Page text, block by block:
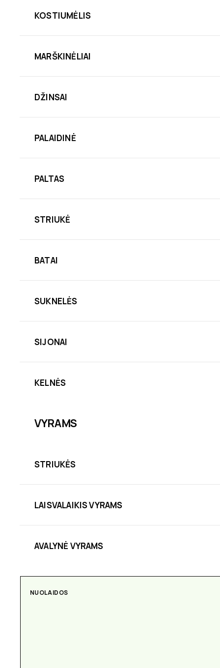
KOSTIUMĖLIS
MARŠKINĖLIAI
DŽINSAI
PALAIDINĖ
PALTAS
STRIUKĖ
BATAI
SUKNELĖS
SIJONAI
KELNĖS
VYRAMS
STRIUKĖS
LAISVALAIKIS VYRAMS
AVALYNĖ VYRAMS
NUOLAIDOS